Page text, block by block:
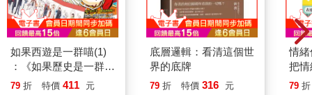
如果西遊是一群喵(1)
：《如果歷史是一群
喵》作者最新力作，附
79 折 特價 411 元
底層邏輯：看清這個世
界的底牌
79 折 特價 316 元
情
把
誰
79 折